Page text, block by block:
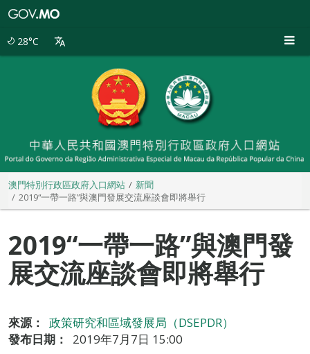
28°C
澳門特別行政區政府入口網站
新聞
2019“一帶一路”與澳門發展交流座談會即將舉行
2019“一帶一路”與澳門發
展交流座談會即將舉行
來源：
政策研究和區域發展局（DSEPDR）
發布日期：
2019年7月7日 15:00